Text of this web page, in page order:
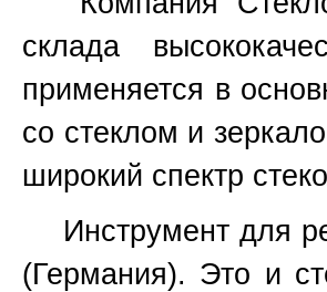
склада
применяется в
со стеклом и
широкий спектр
Инструмент для
(Германия). Это и